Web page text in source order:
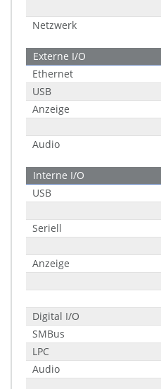
Netzwerk
Externe I/O
Ethernet
USB
Anzeige
Audio
Interne I/O
USB
Seriell
Anzeige
Digital I/O
SMBus
LPC
Audio